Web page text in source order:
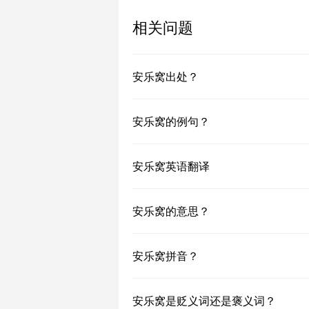
相关问题
安乐窝出处？
安乐窝的例句？
安乐窝英语翻译
安乐窝的意思？
安乐窝拼音？
安乐窝是贬义词还是褒义词？